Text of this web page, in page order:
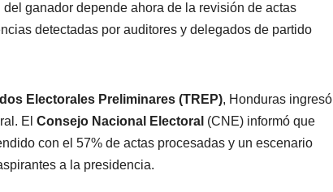
ganador depende ahora de la revisión de actas
detectadas por auditores y delegados de partido
Electorales Preliminares (TREP), Honduras ingresó
El Consejo Nacional Electoral (CNE) informó que
con el 57% de actas procesadas y un escenario
a la presidencia.